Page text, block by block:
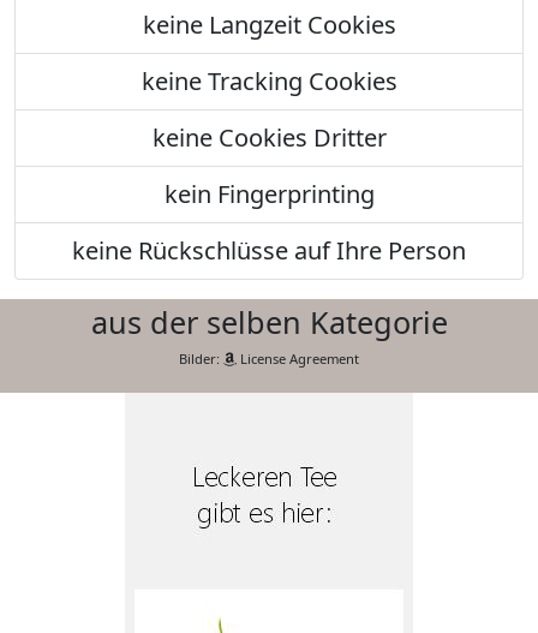
keine Langzeit Cookies
keine Tracking Cookies
keine Cookies Dritter
kein Fingerprinting
keine Rückschlüsse auf Ihre Person
aus der selben Kategorie
Bilder: License Agreement